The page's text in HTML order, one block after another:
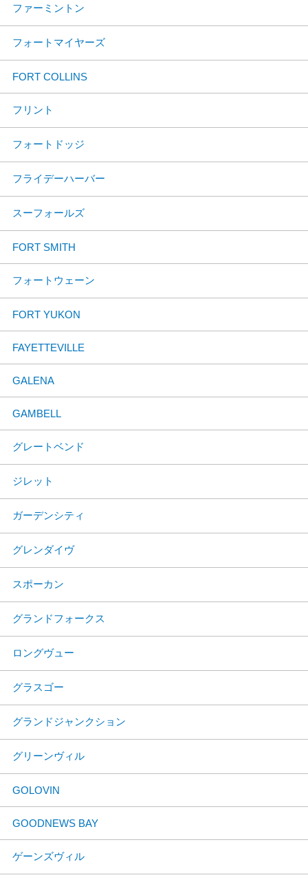
ファーミントン
フォートマイヤーズ
FORT COLLINS
フリント
フォートドッジ
フライデーハーバー
スーフォールズ
FORT SMITH
フォートウェーン
FORT YUKON
FAYETTEVILLE
GALENA
GAMBELL
グレートベンド
ジレット
ガーデンシティ
グレンダイヴ
スポーカン
グランドフォークス
ロングヴュー
グラスゴー
グランドジャンクション
グリーンヴィル
GOLOVIN
GOODNEWS BAY
ゲーンズヴィル